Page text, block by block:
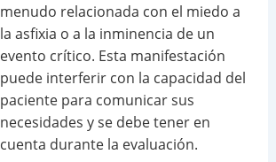
menudo relacionada con el miedo a
la asfixia o a la inminencia de un
evento crítico. Esta manifestación
puede interferir con la capacidad del
paciente para comunicar sus
necesidades y se debe tener en
cuenta durante la evaluación.